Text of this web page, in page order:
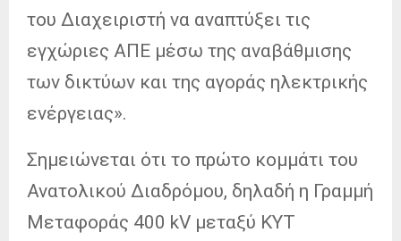
του Διαχειριστή να αναπτύξει τις
εγχώριες ΑΠΕ μέσω της αναβάθμισης
των δικτύων και της αγοράς ηλεκτρικής
ενέργειας».
Σημειώνεται ότι το πρώτο κομμάτι του
Ανατολικού Διαδρόμου, δηλαδή η Γραμμή
Μεταφοράς 400 kV μεταξύ ΚΥΤ